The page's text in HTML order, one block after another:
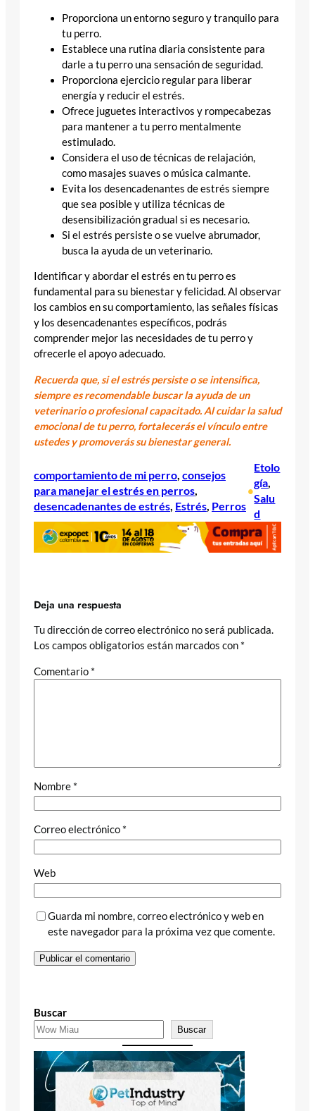
Proporciona un entorno seguro y tranquilo para
tu perro.
Establece una rutina diaria consistente para
darle a tu perro una sensación de seguridad.
Proporciona ejercicio regular para liberar
energía y reducir el estrés.
Ofrece juguetes interactivos y rompecabezas
para mantener a tu perro mentalmente
estimulado.
Considera el uso de técnicas de relajación,
como masajes suaves o música calmante.
Evita los desencadenantes de estrés siempre
que sea posible y utiliza técnicas de
desensibilización gradual si es necesario.
Si el estrés persiste o se vuelve abrumador,
busca la ayuda de un veterinario.
Identificar y abordar el estrés en tu perro es
fundamental para su bienestar y felicidad. Al observar
los cambios en su comportamiento, las señales físicas
y los desencadenantes específicos, podrás
comprender mejor las necesidades de tu perro y
ofrecerle el apoyo adecuado.
Recuerda que, si el estrés persiste o se intensifica,
siempre es recomendable buscar la ayuda de un
veterinario o profesional capacitado. Al cuidar la salud
emocional de tu perro, fortalecerás el vínculo entre
ustedes y promoverás su bienestar general.
comportamiento de mi perro, consejos
para manejar el estrés en perros
desencadenantes de estrés, Estrés, Perros
•
Etolo
gía
Salu
d
Deja una respuesta
Tu dirección de correo electrónico no será publicada.
Los campos obligatorios están marcados con *
Comentario *
Nombre *
Correo electrónico *
Web
Guarda mi nombre, correo electrónico y web en
este navegador para la próxima vez que comente.
Buscar
Buscar